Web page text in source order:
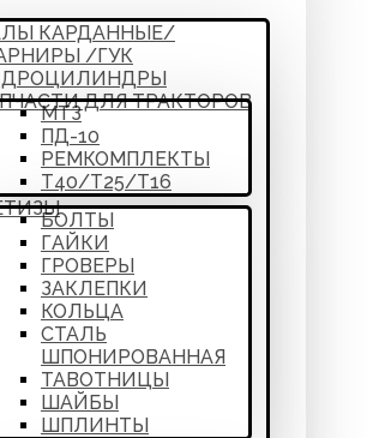
КАРДАННЫЕ/
/ГУК
ДЛЯ ТРАКТОРОВ
МТЗ
ПД-10
РЕМКОМПЛЕКТЫ
Т40/Т25/Т16
БОЛТЫ
ГАЙКИ
ГРОВЕРЫ
ЗАКЛЕПКИ
КОЛЬЦА
СТАЛЬ
ШПОНИРОВАННАЯ
ТАВОТНИЦЫ
ШАЙБЫ
ШПЛИНТЫ